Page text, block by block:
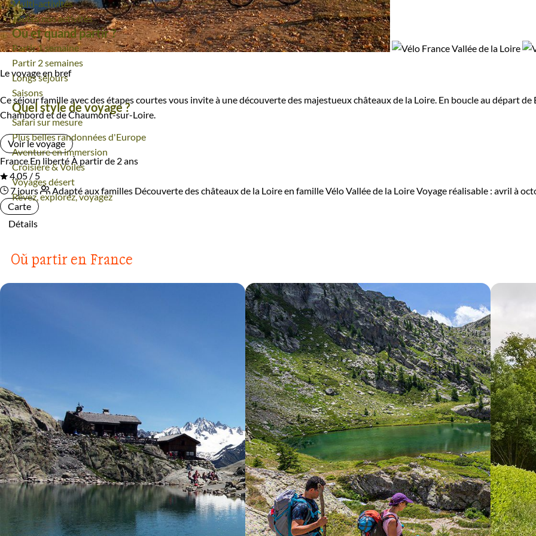
Multi-activités
Toutes nos activités
Où et quand partir ?
Partir 1 semaine
Partir 2 semaines
Longs séjours
Saisons
Quel style de voyage ?
Safari sur mesure
Plus belles randonnées d'Europe
Aventure en immersion
Croisière & Voiles
Voyages désert
Rêvez, explorez, voyagez
Le voyage en bref
Ce séjour famille avec des étapes courtes vous invite à une découverte des majestueux châteaux de la Loire. En boucle au départ
Chambord et de Chaumont-sur-Loire.
Voir le voyage
France En libertéÀ partir de 2 ans
4,05 / 5
7 jours
Adapté aux familles Découverte des châteaux de la Loire en familleVélo Vallée de la LoireVoyage réalisable : avril à
Carte
Détails
Où partir en France